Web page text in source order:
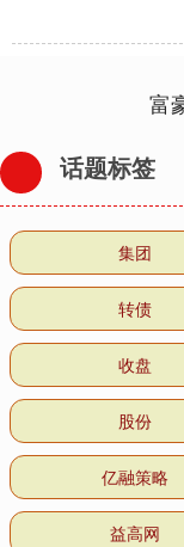
富
话题标签
集团
转债
收盘
股份
亿融策略
益高网